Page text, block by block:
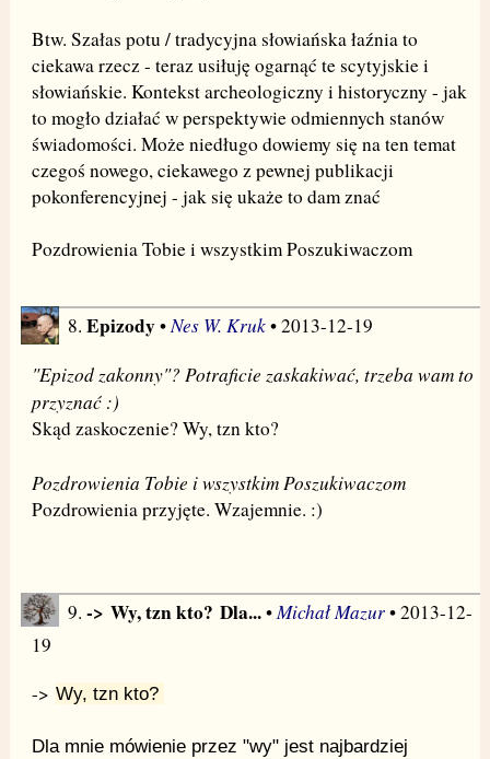
Btw. Szałas potu / tradycyjna słowiańska łaźnia to
ciekawa rzecz - teraz usiłuję ogarnąć te scytyjskie i
słowiańskie. Kontekst archeologiczny i historyczny - jak
to mogło działać w perspektywie odmiennych stanów
świadomości. Może niedługo dowiemy się na ten temat
czegoś nowego, ciekawego z pewnej publikacji
pokonferencyjnej - jak się ukaże to dam znać
Pozdrowienia Tobie i wszystkim Poszukiwaczom
8. Epizody•Nes W. Kruk• 2013-12-19
"Epizod zakonny"? Potraficie zaskakiwać, trzeba wam to
przyznać :)
Skąd zaskoczenie? Wy, tzn kto?
Pozdrowienia Tobie i wszystkim Poszukiwaczom
Pozdrowienia przyjęte. Wzajemnie. :)
9. -> Wy, tzn kto? Dla...•Michał Mazur• 2013-12-
19
-> Wy, tzn kto?
Dla mnie mówienie przez "wy" jest najbardziej